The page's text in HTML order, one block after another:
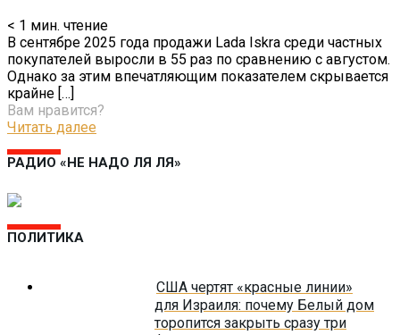
< 1 мин. чтение
В сентябре 2025 года продажи Lada Iskra среди частных
покупателей выросли в 55 раз по сравнению с августом.
Однако за этим впечатляющим показателем скрывается
крайне […]
Вам нравится?
Читать далее
РАДИО «НЕ НАДО ЛЯ ЛЯ»
ПОЛИТИКА
США чертят «красные линии»
для Израиля: почему Белый дом
торопится закрыть сразу три